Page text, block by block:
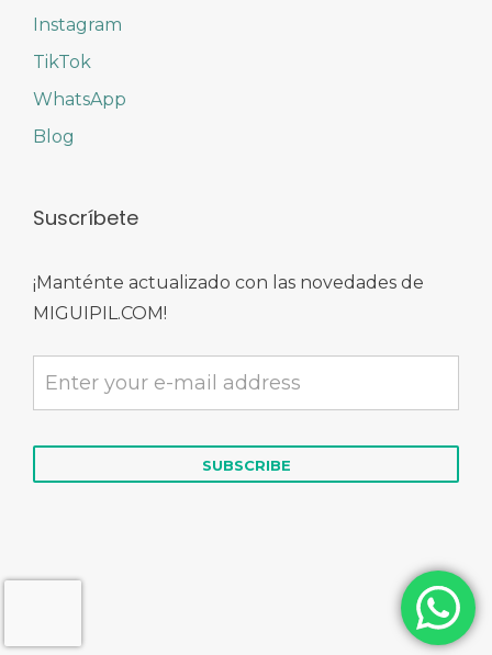
Instagram
TikTok
WhatsApp
Blog
Suscríbete
¡Manténte actualizado con las novedades de
MIGUIPIL.COM!